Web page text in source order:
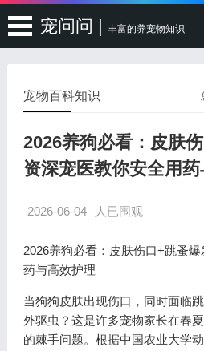
宠问问 | 丰富的养宠物知识
宠物百科知识
2026养狗必看：皮肤
资深宠医教你安全用
2026-06-04 人已围观
2026养狗必看：皮肤伤口+跳蚤
药与高效护理
当狗狗皮肤出现伤口，同时面临
外驱虫？这是许多宠物家长在春
的棘手问题。根据中国农业大学